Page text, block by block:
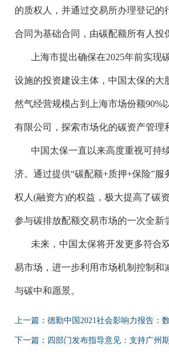
的质权人，并通过交易所办理登记
合同为基础合同，由碳配额所有人
上海市提出确保在2025年前实现
设施的投资建设主体，中国太保的大
然气经营规模占到上海市场份额90%
有限公司，探索市场化的碳资产管理
中国太保一直以来高度重视可持
济。通过提供“碳配额+质押+保险”
权人(融资方)的权益，极大提高了碳
参与碳排放配额交易市场的一次全
未来，中国太保将开发更多符合
易市场，进一步利用市场机制控制
与碳中和愿景。
上一篇：德勤中国2021社会影响力报告：
下一篇：四部门发布指导意见：支持广州